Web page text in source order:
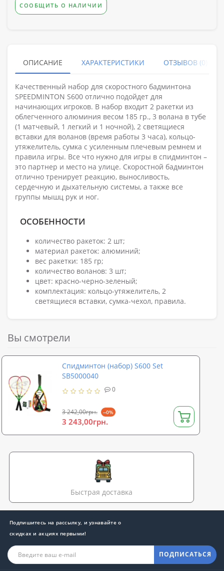
СООБЩИТЬ О НАЛИЧИИ
ОПИСАНИЕ ХАРАКТЕРИСТИКИ ОТЗЫВОВ (0)
Качественный набор для скоростного бадминтона
SPEEDMINTON S600 отлично подойдет для
начинающих игроков. В набор входит 2 ракетки из
облегченного алюминия весом 185 гр., 3 волана в тубе
(1 матчевый, 1 легкий и 1 ночной), 2 светящиеся
вставки для воланов (время работы 3 часа), кольцо-
утяжелитель, сумка с усиленным плечевым ремнем и
правила игры. Все что нужно для игры в спидминтон –
это партнер и место на улице. Скоростной бадминтон
отлично тренирует реакцию, выносливость,
сердечную и дыхательную системы, а также все
группы мышц рук и ног.
ОСОБЕННОСТИ
количество ракеток: 2 шт;
материал ракеток: алюминий;
вес ракетки: 185 гр;
количество воланов: 3 шт;
цвет: красно-черно-зеленый;
комплектация: кольцо-утяжелитель, 2
светящиеся вставки, сумка-чехол, правила.
Вы смотрели
Спидминтон (набор) S600 Set
SB5000040
0
3 242,00грн. --0%
3 243,00грн.
Быстрая доставка
Подпишитесь на рассылку, и узнавайте о
скидках и акциях первыми!
ПОДПИСАТЬСЯ